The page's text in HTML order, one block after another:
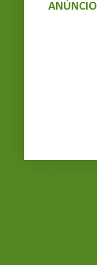
ANÚNCIO